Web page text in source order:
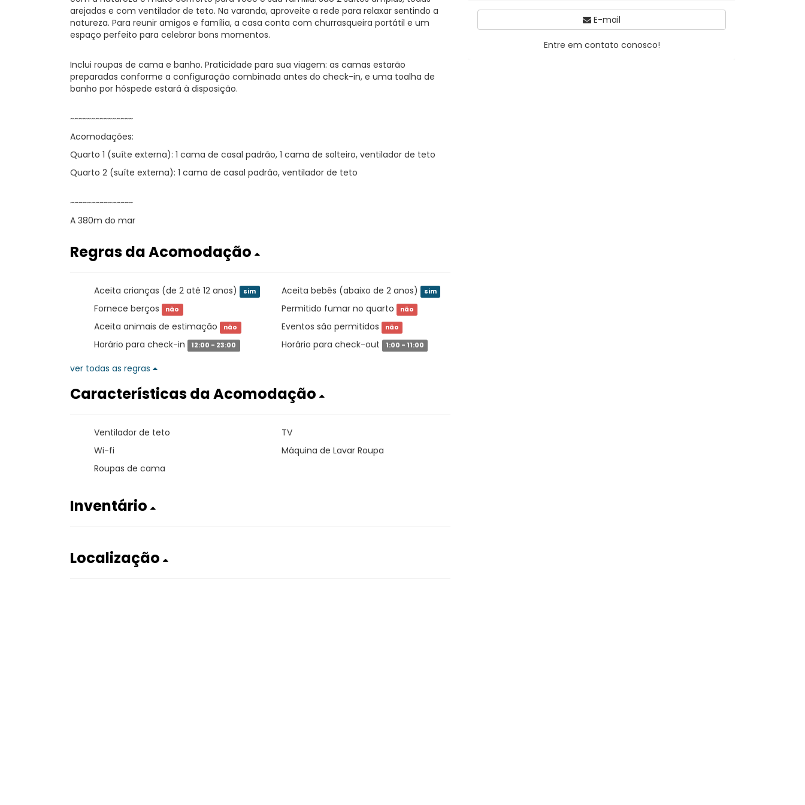
arejadas e com ventilador de teto. Na varanda, aproveite a rede para relaxar sentindo a
natureza. Para reunir amigos e família, a casa conta com churrasqueira portátil e um
espaço perfeito para celebrar bons momentos.
Inclui roupas de cama e banho. Praticidade para sua viagem: as camas estarão
preparadas conforme a configuração combinada antes do check-in, e uma toalha de
banho por hóspede estará à disposição.
~~~~~~~~~~~~~~~
Acomodações:
Quarto 1 (suíte externa): 1 cama de casal padrão, 1 cama de solteiro, ventilador de teto
Quarto 2 (suíte externa): 1 cama de casal padrão, ventilador de teto
~~~~~~~~~~~~~~~
A 380m do mar
Regras da Acomodação
Aceita crianças (de 2 até 12 anos) sim Aceita bebês (abaixo de 2 anos) sim
Fornece berços não Permitido fumar no quarto não
Aceita animais de estimação não Eventos são permitidos não
Horário para check-in 12:00 - 23:00 Horário para check-out 1:00 - 11:00
ver todas as regras
Características da Acomodação
Ventilador de teto
TV
Wi-fi
Máquina de Lavar Roupa
Roupas de cama
Inventário
Localização
E-mail
Entre em contato conosco!